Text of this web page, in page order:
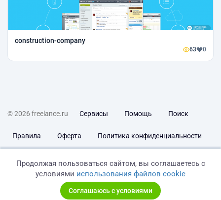
construction-company
63 0
© 2026 freelance.ru Сервисы Помощь Поиск
Правила Оферта Политика конфиденциальности
Продолжая пользоваться сайтом, вы соглашаетесь с
условиями использования файлов cookie
Соглашаюсь с условиями